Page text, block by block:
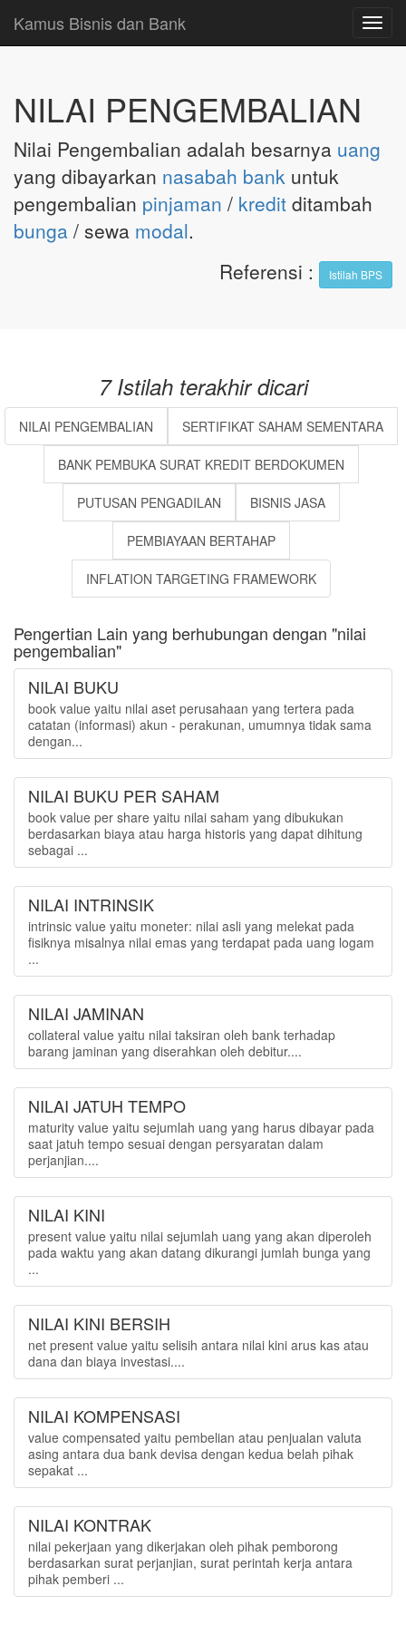
Kamus Bisnis dan Bank
NILAI PENGEMBALIAN
Nilai Pengembalian adalah besarnya uang
yang dibayarkan nasabah bank untuk
pengembalian pinjaman / kredit ditambah
bunga / sewa modal.
Referensi : Istilah BPS
7 Istilah terakhir dicari
NILAI PENGEMBALIAN SERTIFIKAT SAHAM SEMENTARA
BANK PEMBUKA SURAT KREDIT BERDOKUMEN
PUTUSAN PENGADILAN BISNIS JASA
PEMBIAYAAN BERTAHAP
INFLATION TARGETING FRAMEWORK
Pengertian Lain yang berhubungan dengan "nilai
pengembalian"
NILAI BUKU
book value yaitu nilai aset perusahaan yang tertera pada
catatan (informasi) akun - perakunan, umumnya tidak sama
dengan...
NILAI BUKU PER SAHAM
book value per share yaitu nilai saham yang dibukukan
berdasarkan biaya atau harga historis yang dapat dihitung
sebagai ...
NILAI INTRINSIK
intrinsic value yaitu moneter: nilai asli yang melekat pada
fisiknya misalnya nilai emas yang terdapat pada uang logam
...
NILAI JAMINAN
collateral value yaitu nilai taksiran oleh bank terhadap
barang jaminan yang diserahkan oleh debitur....
NILAI JATUH TEMPO
maturity value yaitu sejumlah uang yang harus dibayar pada
saat jatuh tempo sesuai dengan persyaratan dalam
perjanjian....
NILAI KINI
present value yaitu nilai sejumlah uang yang akan diperoleh
pada waktu yang akan datang dikurangi jumlah bunga yang
...
NILAI KINI BERSIH
net present value yaitu selisih antara nilai kini arus kas atau
dana dan biaya investasi....
NILAI KOMPENSASI
value compensated yaitu pembelian atau penjualan valuta
asing antara dua bank devisa dengan kedua belah pihak
sepakat ...
NILAI KONTRAK
nilai pekerjaan yang dikerjakan oleh pihak pemborong
berdasarkan surat perjanjian, surat perintah kerja antara
pihak pemberi ...